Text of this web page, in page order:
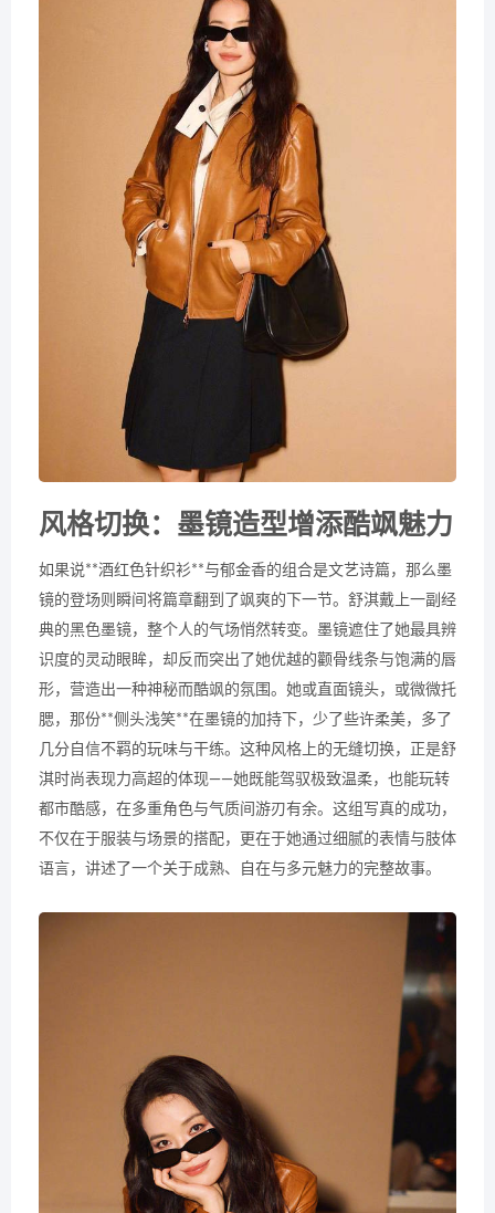
风格切换：墨镜造型增添酷飒魅力
如果说**酒红色针织衫**与郁金香的组合是文艺诗篇，那么墨
镜的登场则瞬间将篇章翻到了飒爽的下一节。舒淇戴上一副经
典的黑色墨镜，整个人的气场悄然转变。墨镜遮住了她最具辨
识度的灵动眼眸，却反而突出了她优越的颧骨线条与饱满的唇
形，营造出一种神秘而酷飒的氛围。她或直面镜头，或微微托
腮，那份**侧头浅笑**在墨镜的加持下，少了些许柔美，多了
几分自信不羁的玩味与干练。这种风格上的无缝切换，正是舒
淇时尚表现力高超的体现——她既能驾驭极致温柔，也能玩转
都市酷感，在多重角色与气质间游刃有余。这组写真的成功，
不仅在于服装与场景的搭配，更在于她通过细腻的表情与肢体
语言，讲述了一个关于成熟、自在与多元魅力的完整故事。